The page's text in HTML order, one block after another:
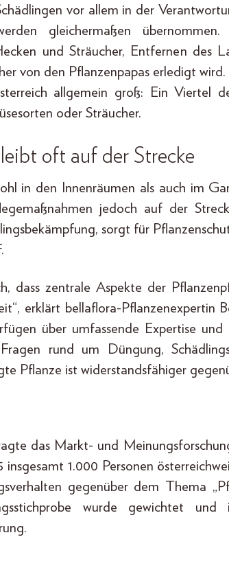
vor allem in der
gleichermaßen
und Sträucher, Entfernen des
von den Pflanzenpapas erledigt
allgemein groß: Ein Viertel
oder Sträucher.
oft auf der Strecke
in den Innenräumen als auch im
jedoch auf der
sorgt für
dass zentrale Aspekte der
erklärt bellaflora-Pflanzenexpertin
über umfassende Expertise und
rund um Düngung,
Pflanze ist widerstandsfähiger
das Markt- und
insgesamt 1.000 Personen
gegenüber dem Thema
wurde gewichtet